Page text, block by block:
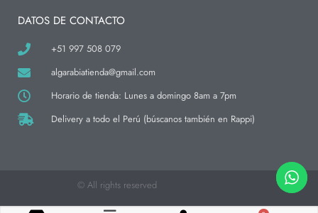
DATOS DE CONTACTO
+51 997 508 079
algarabiatienda@gmail.com
Horario de tienda: Lunes a domingo 8am a 7pm
Delivery a todo el Perú (búscanos también en Rappi)
© All rights reserved